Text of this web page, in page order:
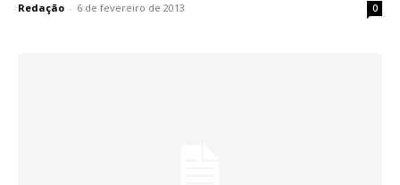
Redação - 6 de fevereiro de 2013 0